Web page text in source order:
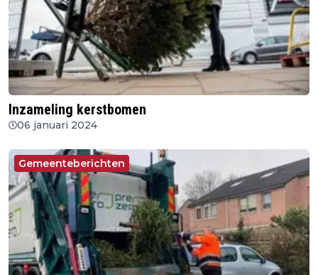
Inzameling kerstbomen
06 januari 2024
Gemeenteberichten